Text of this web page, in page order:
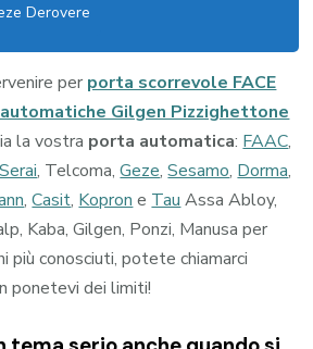
Derovere
per porta scorrevole FACE
Gilgen Pizzighettone
la vostra porta automatica: FAAC,
Serai, Telcoma,Geze,Sesamo, Dorma,
,Casit, Kopron e Tau Assa Abloy,
Kaba, Gilgen, Ponzi, Manusa per
più conosciuti, potete chiamarci
ponetevi dei limiti!